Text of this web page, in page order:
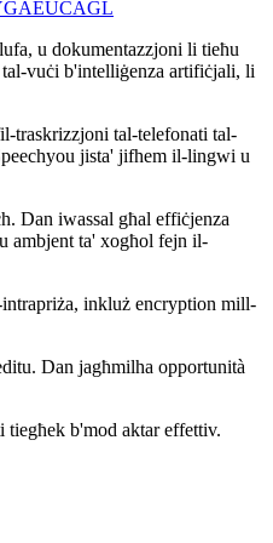
GAEUCAGL
u dokumentazzjoni li tieħu
vuċi b'intelliġenza artifiċjali, li
traskrizzjoni tal-telefonati tal-
jista' jifhem il-lingwi u
Dan iwassal għal effiċjenza
ambjent ta' xogħol fejn il-
inkluż encryption mill-
Dan jagħmilha opportunità
b'mod aktar effettiv.